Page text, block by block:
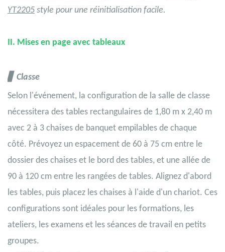
YT2205 style pour une réinitialisation facile.
II. Mises en page avec tableaux
▋ Classe
Selon l'événement, la configuration de la salle de classe
nécessitera des tables rectangulaires de 1,80 m x 2,40 m
avec 2 à 3 chaises de banquet empilables de chaque
côté. Prévoyez un espacement de 60 à 75 cm entre le
dossier des chaises et le bord des tables, et une allée de
90 à 120 cm entre les rangées de tables. Alignez d'abord
les tables, puis placez les chaises à l'aide d'un chariot. Ces
configurations sont idéales pour les formations, les
ateliers, les examens et les séances de travail en petits
groupes.